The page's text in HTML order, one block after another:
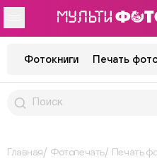
Фотокниги Печать
Главная Фотопечать Печать